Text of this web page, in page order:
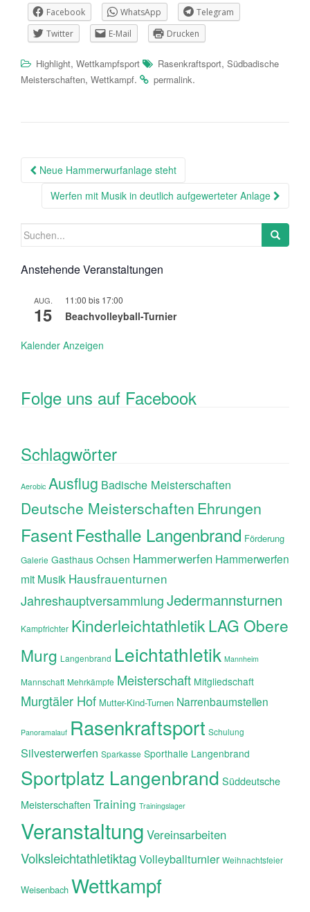
Facebook WhatsApp
Telegram
Twitter
E-Mail Drucken
Highlight, Wettkampfsport Rasenkraftsport, Südbadische
Meisterschaften, Wettkampf. permalink.
Beitragsnavigation
Neue Hammerwurfanlage steht
Werfen mit Musik in deutlich aufgewerteter Anlage
Suchen
Anstehende Veranstaltungen
AUG.
15
11:00 bis 17:00
Beachvolleyball-Turnier
Kalender Anzeigen
Folge uns auf Facebook
Schlagwörter
Aerobic Ausflug Badische Meisterschaften
Deutsche Meisterschaften Ehrungen
FasentFesthalle Langenbrand Förderung
Galerie Gasthaus Ochsen Hammerwerfen Hammerwerfen
mit Musik Hausfrauenturnen
JahreshauptversammlungJedermannsturnen
Kampfrichter KinderleichtathletikLAG Obere
Murg Langenbrand Leichtathletik Mannheim
Mannschaft Mehrkämpfe Meisterschaft Mitgliedschaft
Murgtäler Hof Mutter-Kind-Turnen Narrenbaumstellen
Panoramalauf Rasenkraftsport Schulung
Silvesterwerfen Sparkasse Sporthalle Langenbrand
Sportplatz Langenbrand Süddeutsche
Meisterschaften Training Trainingslager
Veranstaltung Vereinsarbeiten
Volksleichtathletiktag Volleyballturnier Weihnachtsfeier
Weisenbach Wettkampf